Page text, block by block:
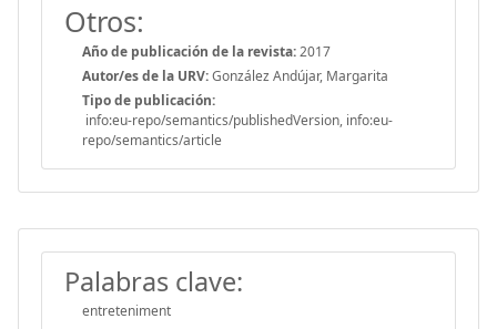
Otros:
Año de publicación de la revista:2017
Autor/es de la URV:González Andújar, Margarita
Tipo de publicación:
info:eu-repo/semantics/publishedVersion, info:eu-
repo/semantics/article
Palabras clave:
entreteniment